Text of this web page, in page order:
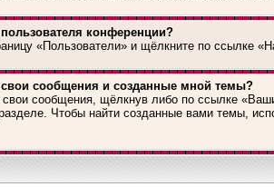
конференции?
«Пользователи» и щёлкните по ссылке
свои сообщения и созданные мной темы?
сообщения, щёлкнув либо по ссылке
Чтобы найти созданные вами темы,